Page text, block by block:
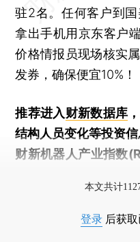
驻2名。任何客户到
拿出手机用京东客户
价格情报员现场核实
发券，确保便宜10%！
推荐进入财新数据库
结构人员变化等投资信
财新机器人产业指数
本文共计
登录 后获